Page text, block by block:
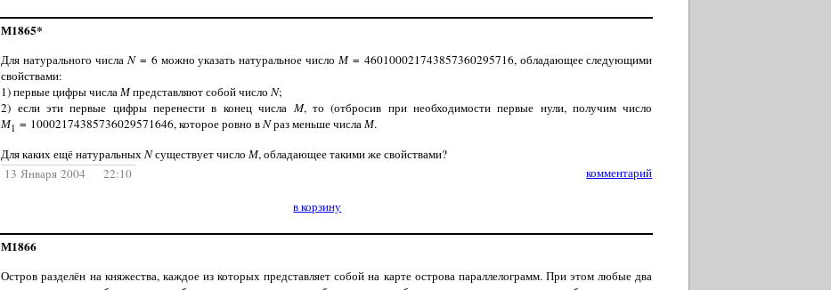
М1865*
Для натурального числа N= 6 можно указать натуральное число М= 460100021743857360295716, обладающее следующими
свойствами:
1) первые цифры числаМпредставляют собой числоN;
2) если эти первые цифры перенести в конец числа M, то (отбросив при необходимости первые нули, получим число
М1 = 10002174385736029571646, которое ровно вNраз меньше числаМ.
Для каких ещё натуральныхNсуществует числоМ, обладающее такими же свойствами?
13 Января 2004 22:10
комментарий
в корзину
М1866
Остров разделён на княжества, каждое из которых представляет собой на карте острова параллелограмм. При этом любые два